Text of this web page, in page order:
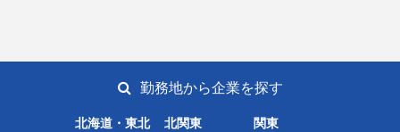
勤務地から企業を探す
北海道・東北 北関東 関東